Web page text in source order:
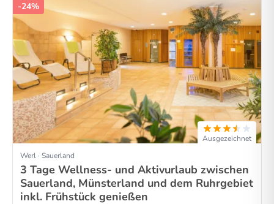
-24%
Ausgezeichnet
Werl · Sauerland
3 Tage Wellness- und Aktivurlaub zwischen
Sauerland, Münsterland und dem Ruhrgebiet
inkl. Frühstück genießen